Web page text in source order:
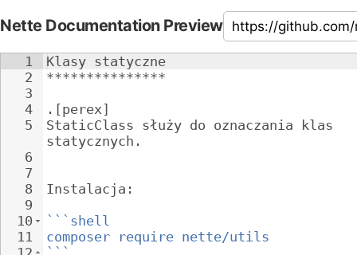
Nette Documentation Preview
1
2
3
4
5
6
7
8
9
10
11
Klasy statyczne
***************
.[perex]
StaticClass służy do oznaczania klas
statycznych.
Instalacja:
```shell
composer require nette/utils